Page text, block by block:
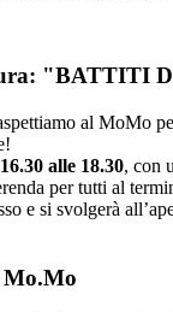
"BATTITI
al MoMo
alle 18.30, con
per tutti al
e si svolgerà
Mo.Mo